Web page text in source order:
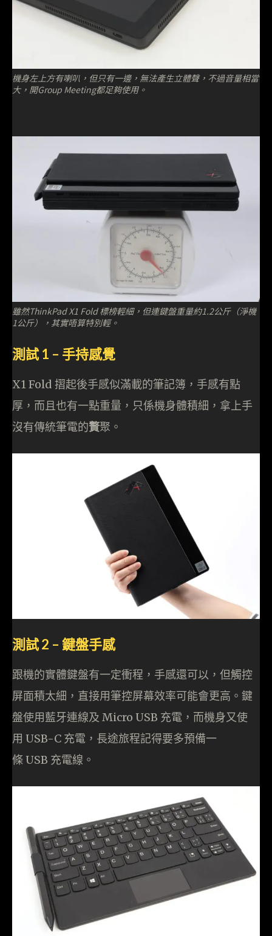
機身左上方有喇叭，但只有一邊，無法產生立體聲，不過音量相當
大，開Group Meeting都足夠使用。
雖然ThinkPad X1 Fold 標榜輕細，但連鍵盤重量約1.2公斤（淨機
1公斤），其實唔算特別輕。
測試 1 – 手持感覺
X1 Fold 摺起後手感似滿載的筆記簿，手感有點
厚，而且也有一點重量，只係機身體積細，拿上手
沒有傳統筆電的贅聚。
測試 2 – 鍵盤手感
跟機的實體鍵盤有一定衝程，手感還可以，但觸控
屏面積太細，直接用筆控屏幕效率可能會更高。鍵
盤使用藍牙連線及 Micro USB 充電，而機身又使
用 USB-C 充電，長途旅程記得要多預備一
條 USB 充電線。